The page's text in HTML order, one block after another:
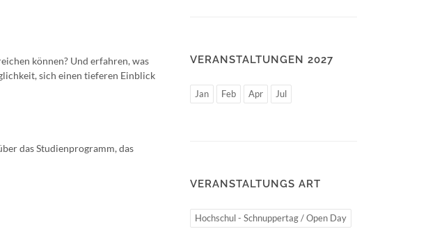
können? Und erfahren, was
sich einen tieferen Einblick
das Studienprogramm, das
VERANSTALTUNGEN 2027
Jan Feb Apr Jul
VERANSTALTUNGS ART
Hochschul - Schnuppertag / Open Day